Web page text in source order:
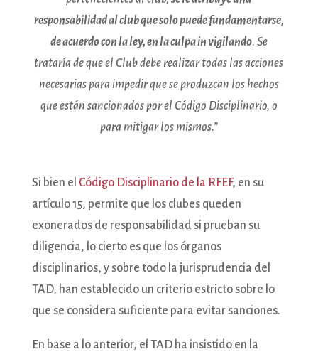
responsabilidad al club que solo puede fundamentarse,
de acuerdo con la ley, en la culpa in vigilando. Se
trataría de que el Club debe realizar todas las acciones
necesarias para impedir que se produzcan los hechos
que están sancionados por el Código Disciplinario, o
para mitigar los mismos.”
Si bien el Código Disciplinario de la RFEF, en su
artículo 15, permite que los clubes queden
exonerados de responsabilidad si prueban su
diligencia, lo cierto es que los órganos
disciplinarios, y sobre todo la jurisprudencia del
TAD, han establecido un criterio estricto sobre lo
que se considera suficiente para evitar sanciones.
En base a lo anterior, el TAD ha insistido en la